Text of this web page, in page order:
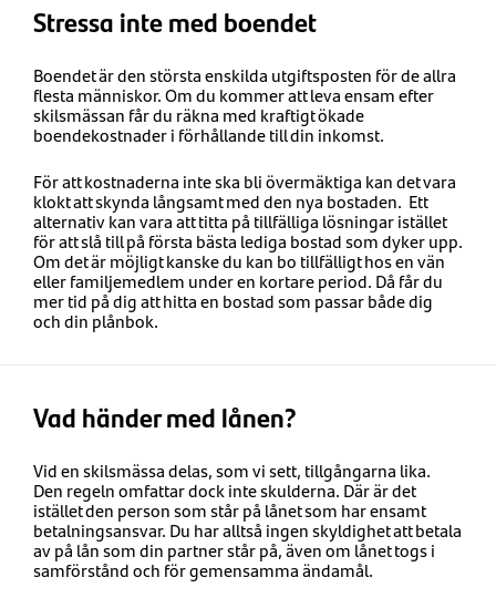
Stressa inte med boendet
Boendet är den största enskilda utgiftsposten för de allra
flesta människor. Om du kommer att leva ensam efter
skilsmässan får du räkna med kraftigt ökade
boendekostnader i förhållande till din inkomst.
För att kostnaderna inte ska bli övermäktiga kan det vara
klokt att skynda långsamt med den nya bostaden. Ett
alternativ kan vara att titta på tillfälliga lösningar istället
för att slå till på första bästa lediga bostad som dyker upp.
Om det är möjligt kanske du kan bo tillfälligt hos en vän
eller familjemedlem under en kortare period. Då får du
mer tid på dig att hitta en bostad som passar både dig
och din plånbok.
Vad händer med lånen?
Vid en skilsmässa delas, som vi sett, tillgångarna lika.
Den regeln omfattar dock inte skulderna. Där är det
istället den person som står på lånet som har ensamt
betalningsansvar. Du har alltså ingen skyldighet att betala
av på lån som din partner står på, även om lånet togs i
samförstånd och för gemensamma ändamål.